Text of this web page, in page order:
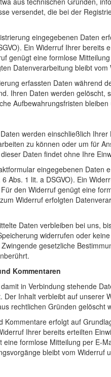
versendet, die bei der
eingegebenen Daten
Ein Widerruf Ihrer bereits
genügt eine formlose
Datenverarbeitung bleibt
erfassten Daten während
Ihren Daten werden gelöscht,
Aufbewahrungsfristen
werden einschließlich Ihrer
zu können oder um für
Daten findet ohne Ihre
eingegebenen Daten
Abs. 1 lit. a DSGVO). Ein
den Widerruf genügt eine
Widerruf erfolgten
Daten verbleiben bei uns,
widerrufen oder
gesetzliche
Kommentaren
in Verbindung stehende
Der Inhalt verbleibt auf unserer
rechtlichen Gründen gelöscht
Kommentare erfolgt auf
Ihrer bereits erteilten
formlose Mitteilung per E-
bleibt vom Widerruf